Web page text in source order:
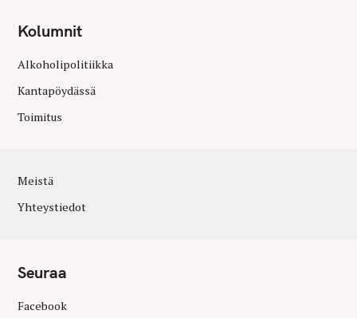
Kolumnit
Alkoholipolitiikka
Kantapöydässä
Toimitus
Meistä
Yhteystiedot
Seuraa
Facebook